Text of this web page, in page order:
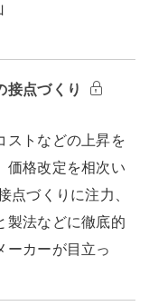
接点づくり
トなどの上昇を
価格改定を相次い
づくりに注力、
製法などに徹底的
ーカーが目立っ